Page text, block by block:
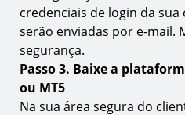
22. É possível automatizar
40 no MT4 & MT5?
23. Quais são as taxas de
CAC 40 no MT4 & MT5?
24. Como começo a
credenciais de login da
serão enviadas por e-mail.
segurança.
Passo 3. Baixe a
ou MT5
Na sua área segura do